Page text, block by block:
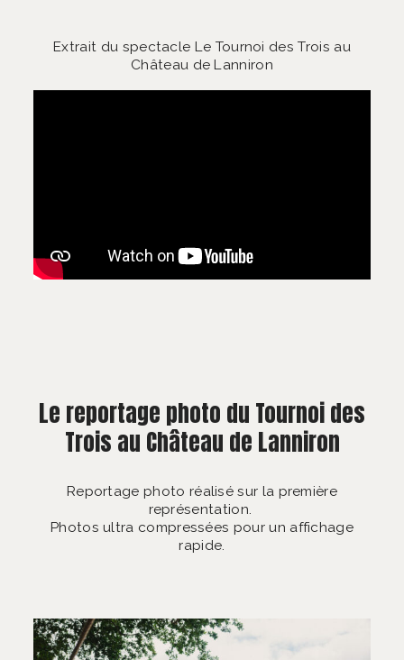
Extrait du spectacle Le Tournoi des Trois au
Château de Lanniron
Le reportage photo du Tournoi des
Trois au Château de Lanniron
Reportage photo réalisé sur la première
représentation.
Photos ultra compressées pour un affichage
rapide.